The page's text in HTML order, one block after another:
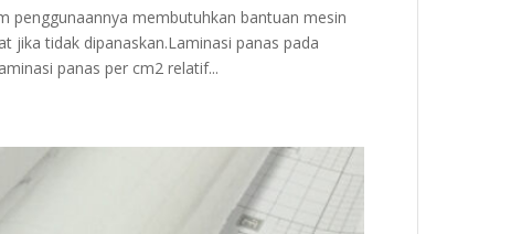
penggunaannya membutuhkan bantuan mesin
jika tidak dipanaskan.Laminasi panas pada
panas per cm2 relatif...